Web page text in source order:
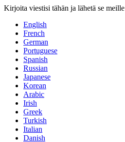
Kirjoita viestisi tähän ja lähetä se meille
English
French
German
Portuguese
Spanish
Russian
Japanese
Korean
Arabic
Irish
Greek
Turkish
Italian
Danish